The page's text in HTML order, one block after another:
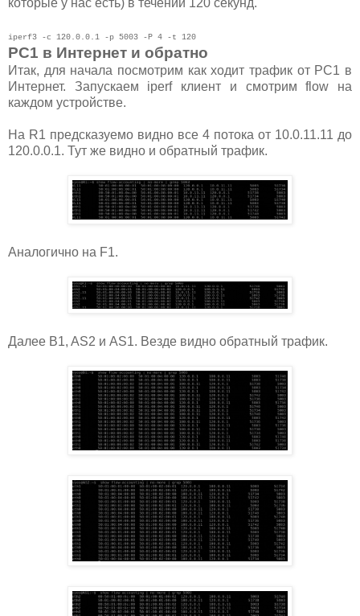
iperf3 -c 120.0.0.1 -p 5003 -P 4 -t 120
PC1 в Интернет и обратно
Итак, для начала посмотрим как ходит трафик от PC1 в
Интернет. Запускаем iperf клиент и смотрим flow на
каждом устройстве.
На R1 предсказуемо видно все 4 потока от 10.0.11.11 до
120.0.0.1. Тут же видно и обратный трафик.
Аналогично на F1.
Далее B1, AS2 и AS1. Везде видно обратный трафик.